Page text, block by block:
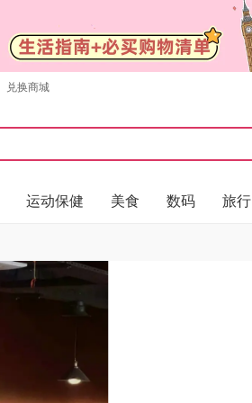
兑换商城
运动保健 美食 数码 旅行